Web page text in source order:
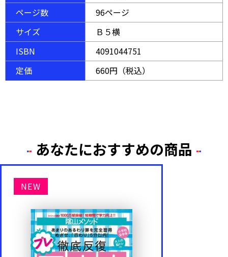
ページ数
96ページ
サイズ
Ｂ５横
ISBN
4091044751
定価
660円（税込）
あなたにおすすめの商品
NEW